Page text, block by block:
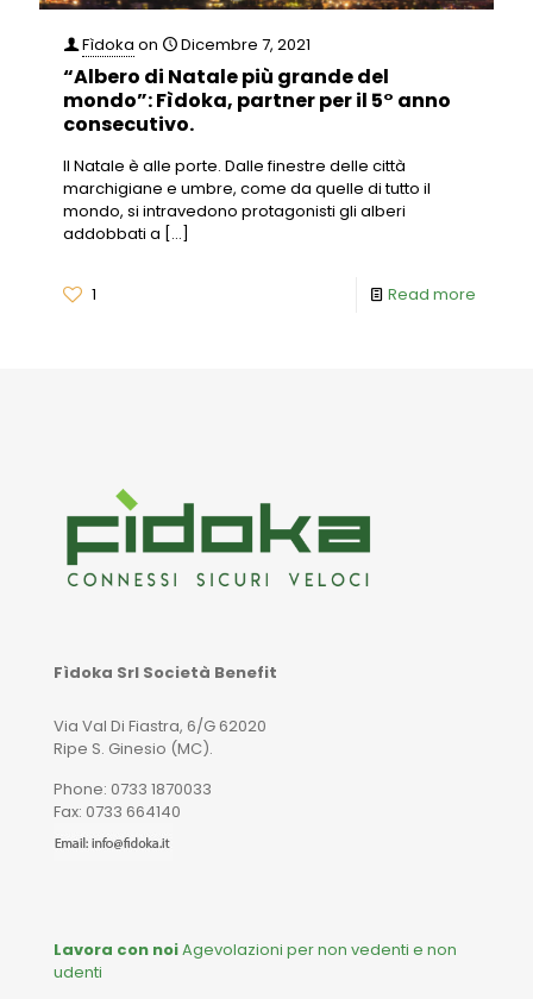
Fìdoka on Dicembre 7, 2021
“Albero di Natale più grande del
mondo”: Fìdoka, partner per il 5° anno
consecutivo.
Il Natale è alle porte. Dalle finestre delle città
marchigiane e umbre, come da quelle di tutto il
mondo, si intravedono protagonisti gli alberi
addobbati a […]
1 Read more
Fìdoka Srl Società Benefit
Via Val Di Fiastra, 6/G 62020
Ripe S. Ginesio (MC).
Phone: 0733 1870033
Fax: 0733 664140
Lavora con noiAgevolazioni per non vedenti e non
udenti